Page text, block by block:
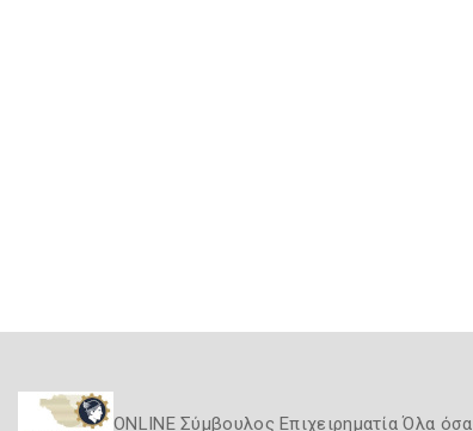
ONLINE Σύμβουλος Επιχειρηματία Όλα όσα